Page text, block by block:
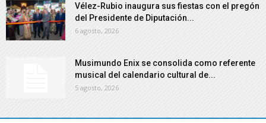
Vélez-Rubio inaugura sus fiestas con el pregón
del Presidente de Diputación...
6 agosto, 2026
Musimundo Enix se consolida como referente
musical del calendario cultural de...
5 agosto, 2026